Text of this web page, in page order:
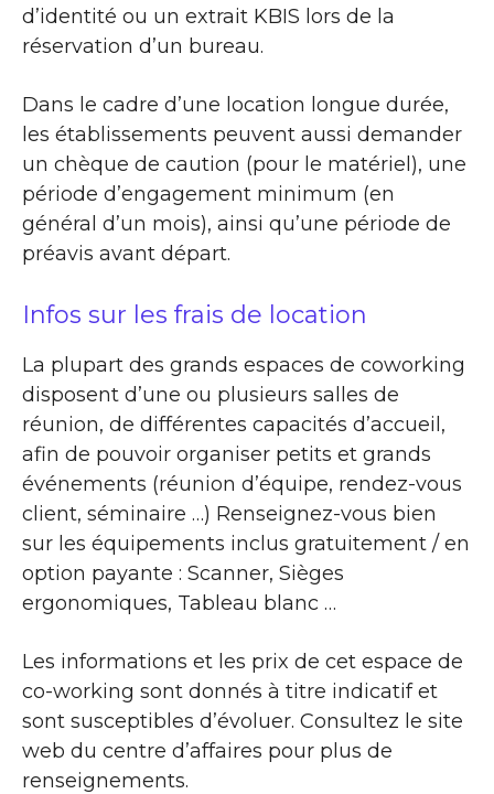
d’identité ou un extrait KBIS lors de la
réservation d’un bureau.
Dans le cadre d’une location longue durée,
les établissements peuvent aussi demander
un chèque de caution (pour le matériel), une
période d’engagement minimum (en
général d’un mois), ainsi qu’une période de
préavis avant départ.
Infos sur les frais de location
La plupart des grands espaces de coworking
disposent d’une ou plusieurs salles de
réunion, de différentes capacités d’accueil,
afin de pouvoir organiser petits et grands
événements (réunion d’équipe, rendez-vous
client, séminaire …) Renseignez-vous bien
sur les équipements inclus gratuitement / en
option payante : Scanner, Sièges
ergonomiques, Tableau blanc …
Les informations et les prix de cet espace de
co-working sont donnés à titre indicatif et
sont susceptibles d’évoluer. Consultez le site
web du centre d’affaires pour plus de
renseignements.